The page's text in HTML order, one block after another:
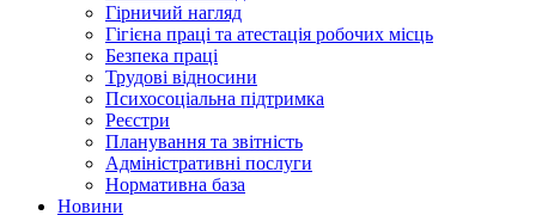
Гірничий нагляд
Гігієна праці та атестація робочих місць
Безпека праці
Трудові відносини
Психосоціальна підтримка
Реєстри
Планування та звітність
Адміністративні послуги
Нормативна база
Новини